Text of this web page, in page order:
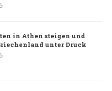
in Athen steigen und
unter Druck